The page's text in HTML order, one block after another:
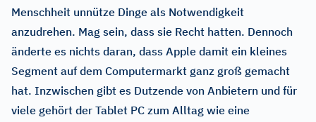
Menschheit unnütze Dinge als Notwendigkeit
anzudrehen. Mag sein, dass sie Recht hatten. Dennoch
änderte es nichts daran, dass Apple damit ein kleines
Segment auf dem Computermarkt ganz groß gemacht
hat. Inzwischen gibt es Dutzende von Anbietern und für
viele gehört der Tablet PC zum Alltag wie eine